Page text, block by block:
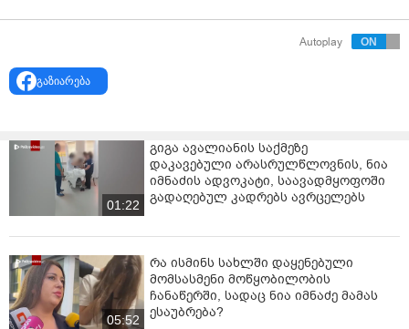
Autoplay
გაზიარება
01:22
გიგა ავალიანის საქმეზე
დაკავებული არასრულწლოვნის, ნია
იმნაძის ადვოკატი, საავადმყოფოში
გადაღებულ კადრებს ავრცელებს
05:52
რა ისმინს სახლში დაყენებული
მომსასმენი მოწყობილობის
ჩანაწერში, სადაც ნია იმნაძე მამას
ესაუბრება?